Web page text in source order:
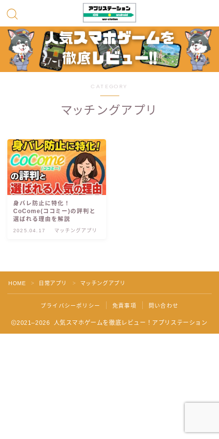
CATEGORY
マッチングアプリ
身バレ防止に特化！
CoCome(ココミー)の評判と
選ばれる理由を解説
2025.04.17 マッチングアプリ
HOME ＞ 日常アプリ ＞ マッチングアプリ
プライバシーポリシー 免責事項 問い合わせ
2021–2026 人気スマホゲームを徹底レビュー！アプリステーション